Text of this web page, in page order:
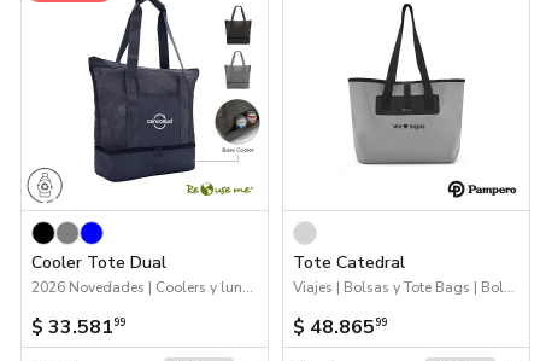
Cooler Tote Dual
2026 Novedades | Coolers y luncheras | Bolsas y Tote Bags
$ 33.58199
Tote Catedral
Viajes | Bolsas y Tote Bags | Bolsos y Mochilas
$ 48.86599